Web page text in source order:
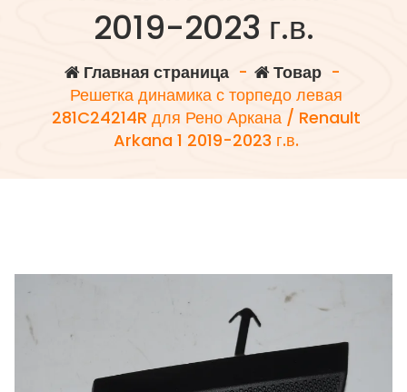
2019-2023 г.в.
Главная страница- Товар-
Решетка динамика с торпедо левая
281C24214R для Рено Аркана / Renault
Arkana 1 2019-2023 г.в.